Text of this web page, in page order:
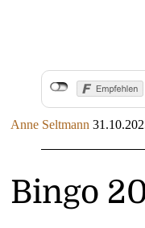
Anne Seltmann
Bingo